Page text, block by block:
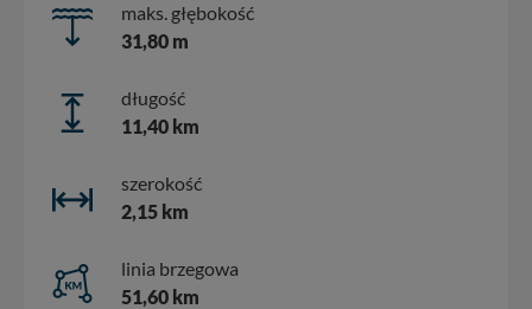
maks. głębokość
31,80 m
długość
11,40 km
szerokość
2,15 km
linia brzegowa
51,60 km